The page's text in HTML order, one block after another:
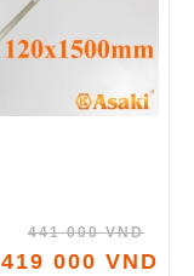
441 000 VND
419 000 VND